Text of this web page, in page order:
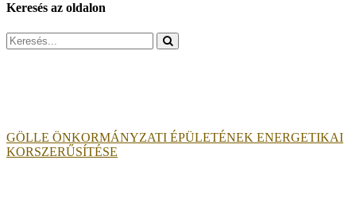
Keresés az oldalon
Search
for:
GÖLLE ÖNKORMÁNYZATI ÉPÜLETÉNEK ENERGETIKAI
KORSZERŰSÍTÉSE